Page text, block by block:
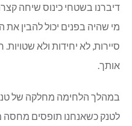
דיברנו בשטחי כינוס שיחה
מי שהיה בפנים יכול להבין
סיירות, לא יחידות ולא
אותך.
במהלך הלחימה מחלקה של
לטנק כשאנחנו תופסים מחסה